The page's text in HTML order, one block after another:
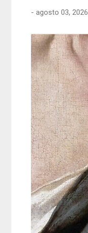
- agosto 03, 2026